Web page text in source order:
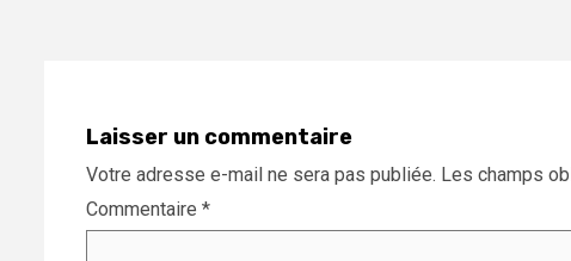
Laisser un commentaire
Votre adresse e-mail ne sera pas publiée. Les champs
Commentaire *